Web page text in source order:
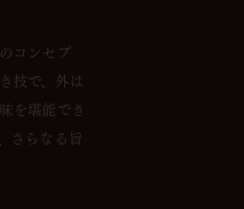
コンセプ
技で、外は
を堪能でき
さらなる旨